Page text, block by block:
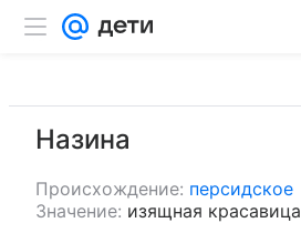
Назина
Происхождение: персидское
Значение: изящная красавица